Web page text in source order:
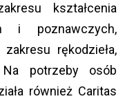
kształcenia
i poznawczych,
rękodzieła,
potrzeby osób
również Caritas